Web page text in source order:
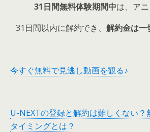
31日間無料体験期間中は、ア
31日間以内に解約でき、 解約金は一
今すぐ無料で見逃し動画を観る♪
U-NEXTの登録と解約は難しくない？
タイミングとは？